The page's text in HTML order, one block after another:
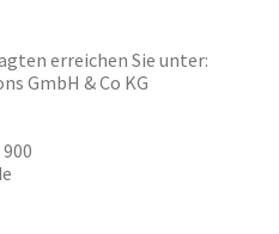
erreichen Sie unter:
GmbH & Co KG